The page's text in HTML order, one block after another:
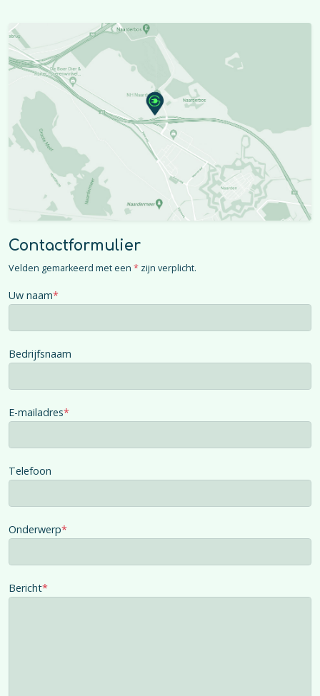
Contactformulier
Velden gemarkeerd met een * zijn verplicht.
Uw naam*
Bedrijfsnaam
E-mailadres*
Telefoon
Onderwerp*
Bericht*